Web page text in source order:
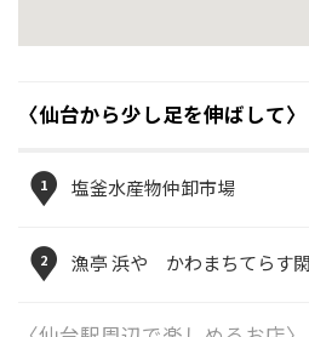
〈仙台から少し足を伸ばして〉
1 塩釜水産物仲卸市場
2 漁亭 浜や かわまちてらす